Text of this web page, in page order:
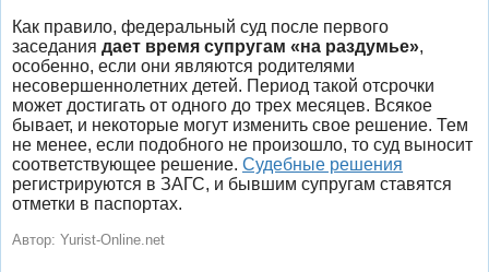
Как правило, федеральный суд после первого
заседания дает время супругам «на раздумье»,
особенно, если они являются родителями
несовершеннолетних детей. Период такой отсрочки
может достигать от одного до трех месяцев. Всякое
бывает, и некоторые могут изменить свое решение. Тем
не менее, если подобного не произошло, то суд выносит
соответствующее решение. Судебные решения
регистрируются в ЗАГС, и бывшим супругам ставятся
отметки в паспортах.
Автор: Yurist-Online.net